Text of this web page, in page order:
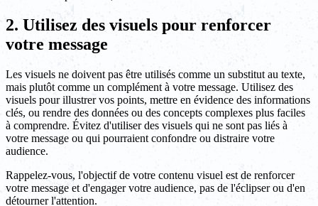
2. Utilisez des visuels pour renforcer
votre message
Les visuels ne doivent pas être utilisés comme un substitut au texte,
mais plutôt comme un complément à votre message. Utilisez des
visuels pour illustrer vos points, mettre en évidence des informations
clés, ou rendre des données ou des concepts complexes plus faciles
à comprendre. Évitez d'utiliser des visuels qui ne sont pas liés à
votre message ou qui pourraient confondre ou distraire votre
audience.
Rappelez-vous, l'objectif de votre contenu visuel est de renforcer
votre message et d'engager votre audience, pas de l'éclipser ou d'en
détourner l'attention.